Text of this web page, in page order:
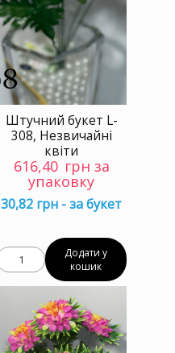
Штучний букет L-
308, Незвичайні
квіти
616,40 грн за
упаковку
30,82 грн - за букет
Додати у
кошик